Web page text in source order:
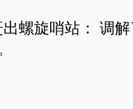
螺旋哨站： 调解